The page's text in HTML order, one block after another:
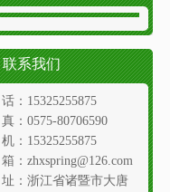
联系我们
：15325255875
：0575-80706590
：15325255875
：zhxspring@126.com
：浙江省诸暨市大唐